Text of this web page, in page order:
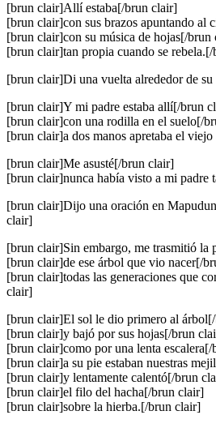
[brun clair]Allí estaba[/brun clair]
[brun clair]con sus brazos apuntando al
[brun clair]con su música de hojas[/brun
[brun clair]tan propia cuando se
[brun clair]Di una vuelta alrededor de
[brun clair]Y mi padre estaba allí[/brun
[brun clair]con una rodilla en el suelo[/
[brun clair]a dos manos apretaba el
[brun clair]Me asusté[/brun clair]
[brun clair]nunca había visto a mi padre
[brun clair]Dijo una oración en
clair]
[brun clair]Sin embargo, me trasmitió la
[brun clair]de ese árbol que vio nacer[/
[brun clair]todas las generaciones que
clair]
[brun clair]El sol le dio primero al
[brun clair]y bajó por sus hojas[/brun
[brun clair]como por una lenta
[brun clair]a su pie estaban nuestras
[brun clair]y lentamente calentó[/brun
[brun clair]el filo del hacha[/brun clair]
[brun clair]sobre la hierba.[/brun clair]